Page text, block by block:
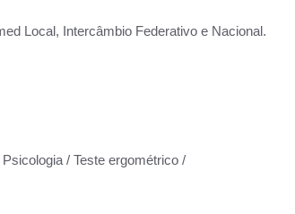
Local, Intercâmbio Federativo e Nacional.
/ Teste ergométrico /